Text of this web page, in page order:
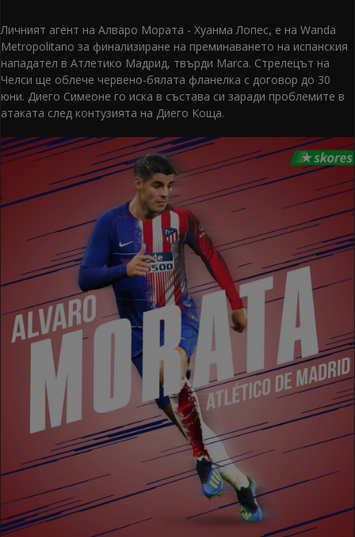
Личният агент на Алваро Мората - Хуанма Лопес, е на Wanda
Metropolitano за финализиране на преминаването на испанския
нападател в Атлетико Мадрид, твърди Marca. Стрелецът на
Челси ще облече червено-бялата фланелка с договор до 30
юни. Диего Симеоне го иска в състава си заради проблемите в
атаката след контузията на Диего Коща.